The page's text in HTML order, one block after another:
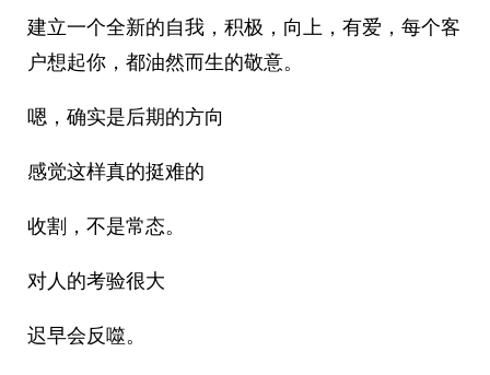
建立一个全新的自我，积极，向上，有爱，每个客
户想起你，都油然而生的敬意。
嗯，确实是后期的方向
感觉这样真的挺难的
收割，不是常态。
对人的考验很大
迟早会反噬。